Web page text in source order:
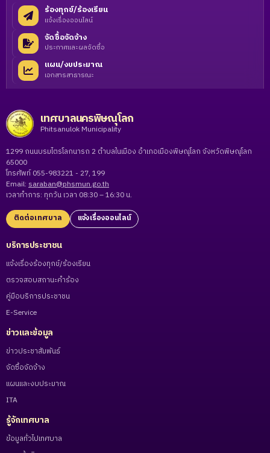
ร้องทุกข์/ร้องเรียน
แจ้งเรื่องออนไลน์
จัดซื้อจัดจ้าง
ประกาศและผลจัดซื้อ
แผน/งบประมาณ
เอกสารสาธารณะ
เทศบาลนครพิษณุโลก
Phitsanulok Municipality
1299 ถนนบรมไตรโลกนารถ 2 ตำบลในเมือง อำเภอเมืองพิษณุโลก จังหวัดพิษณุโลก
65000
โทรศัพท์ 055-983221 - 27, 199
Email: saraban@phsmun.go.th
เวลาทำการ: ทุกวัน เวลา 08:30 – 16:30 น.
ติดต่อเทศบาล แจ้งเรื่องออนไลน์
บริการประชาชน
แจ้งเรื่องร้องทุกข์/ร้องเรียน
ตรวจสอบสถานะคำร้อง
คู่มือบริการประชาชน
E-Service
ข่าวและข้อมูล
ข่าวประชาสัมพันธ์
จัดซื้อจัดจ้าง
แผนและงบประมาณ
ITA
รู้จักเทศบาล
ข้อมูลทั่วไปเทศบาล